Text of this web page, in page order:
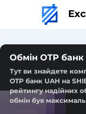
Обмін OTP банк
Тут ви знайдете
OTP банк UAH на
рейтингу надійних
обмін був